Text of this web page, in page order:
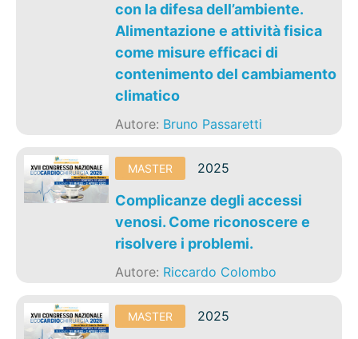
con la difesa dell’ambiente.
Alimentazione e attività fisica
come misure efficaci di
contenimento del cambiamento
climatico
Autore: Bruno Passaretti
MASTER 2025
Complicanze degli accessi
venosi. Come riconoscere e
risolvere i problemi.
Autore: Riccardo Colombo
MASTER 2025